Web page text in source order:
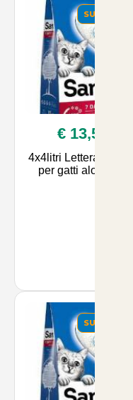
SUMMER
€ 13,50
4x4litri Lettera sanicat
per gatti aloe vera
SUMMER